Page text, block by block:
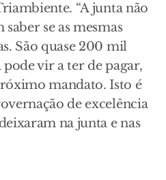
“A junta não
saber se as mesmas
São quase 200 mil
pode vir a ter de pagar,
mandato. Isto é
de excelência
na junta e nas